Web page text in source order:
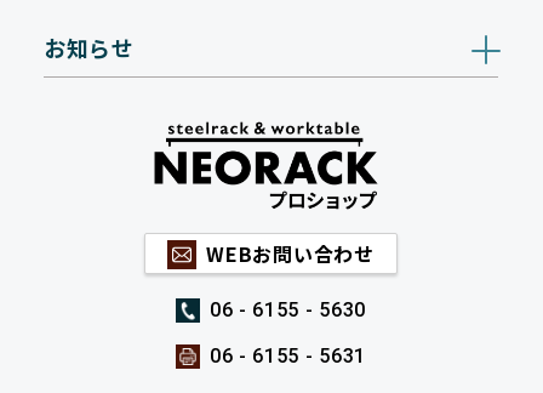
お知らせ
WEBお問い合わせ
06 - 6155 - 5630
06 - 6155 - 5631